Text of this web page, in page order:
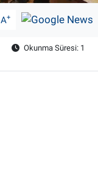
A+
Okunma Süresi: 1